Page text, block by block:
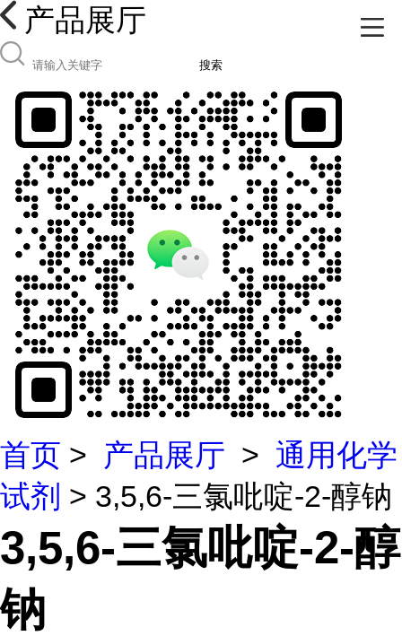
产品展厅
搜索
首页 > 产品展厅 > 通用化学
试剂 > 3,5,6-三氯吡啶-2-醇钠
3,5,6-三氯吡啶-2-醇
钠